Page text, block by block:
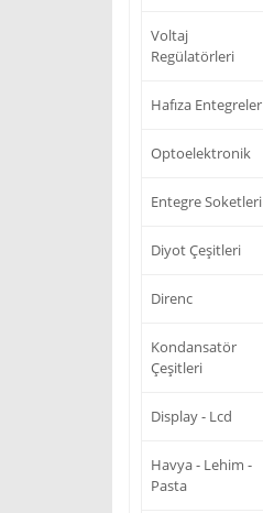
Voltaj
Regülatörleri
Hafıza Entegreler
Optoelektronik
Entegre Soketleri
Diyot Çeşitleri
Direnc
Kondansatör
Çeşitleri
Display - Lcd
Havya - Lehim -
Pasta